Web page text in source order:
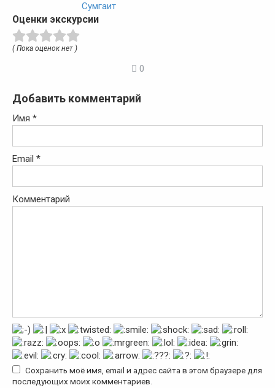
Сумгаит
Оценки экскурсии
( Пока оценок нет )
0
Добавить комментарий
Имя *
Email *
Комментарий
Сохранить моё имя, email и адрес сайта в этом браузере для
последующих моих комментариев.